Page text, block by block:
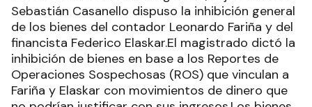
Sebastián Casanello dispuso la inhibición general
de los bienes del contador Leonardo Fariña y del
financista Federico Elaskar.El magistrado dictó la
inhibición de bienes en base a los Reportes de
Operaciones Sospechosas (ROS) que vinculan a
Fariña y Elaskar con movimientos de dinero que